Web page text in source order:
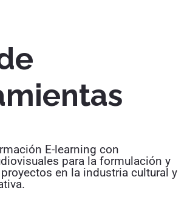
E-learning con
para la formulación y
en la industria cultural y